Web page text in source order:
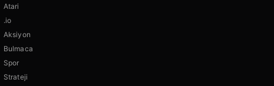
Atari
.io
Aksiyon
Bulmaca
Spor
Strateji